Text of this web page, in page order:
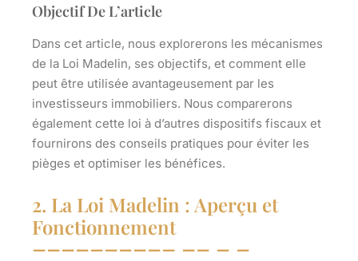
Objectif De L’article
Dans cet article, nous explorerons les mécanismes
de la Loi Madelin, ses objectifs, et comment elle
peut être utilisée avantageusement par les
investisseurs immobiliers. Nous comparerons
également cette loi à d’autres dispositifs fiscaux et
fournirons des conseils pratiques pour éviter les
pièges et optimiser les bénéfices.
2. La Loi Madelin : Aperçu et
Fonctionnement